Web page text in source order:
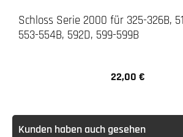
Schloss Serie 2000 für 325-326B,
553-554B, 592D, 599-599B
Regulärer Preis:
22,00 €
Kunden haben auch gesehen